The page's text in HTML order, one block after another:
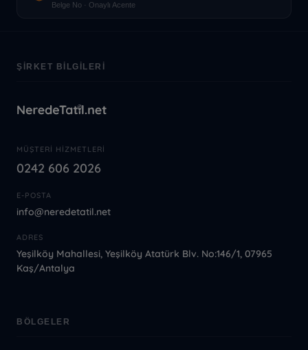
Belge No · Onaylı Acente
ŞIRKET BILGILERI
MÜŞTERI HIZMETLERI
0242 606 2026
E-POSTA
info@neredetatil.net
ADRES
Yeşilköy Mahallesi, Yeşilköy Atatürk Blv. No:146/1, 07965
Kaş/Antalya
BÖLGELER